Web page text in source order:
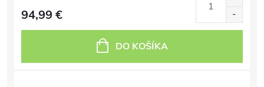
94,99 €
DO KOŠÍKA